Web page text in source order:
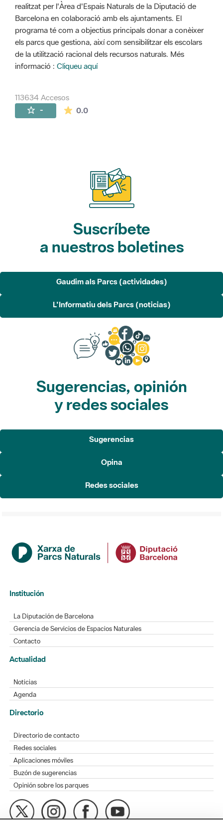
realitzat per l'Àrea d'Espais Naturals de la Diputació de
Barcelona en colaboració amb els ajuntaments. El
programa té com a objectius principals donar a conèixer
els parcs que gestiona, així com sensibilitzar els escolars
de la utilització racional dels recursos naturals. Més
informació : Cliqueu aquí
113634 Accesos
- 0.0La valoración media es de 0 estrellas de
Suscríbete
a nuestros boletines
Gaudim als Parcs (actividades)
L'Informatiu dels Parcs (noticias)
Sugerencias, opinión
y redes sociales
Sugerencias
Opina
Redes sociales
Institución
La Diputación de Barcelona
Gerencia de Servicios de Espacios Naturales
Contacto
Actualidad
Noticias
Agenda
Directorio
Directorio de contacto
Redes sociales
Aplicaciones móviles
Buzón de sugerencias
Opinión sobre los parques